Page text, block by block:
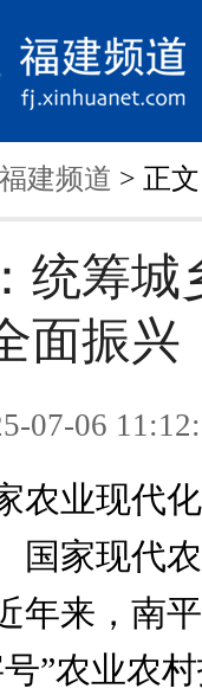
福建频道 > 正文
统筹城
面振兴
07-06
业现代化
国家现代
来，南平
”农业农